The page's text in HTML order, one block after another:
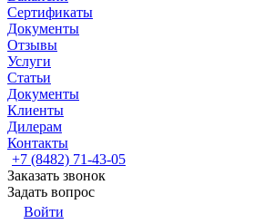
Сертификаты
Документы
Отзывы
Услуги
Статьи
Документы
Клиенты
Дилерам
Контакты
+7 (8482) 71-43-05
Заказать звонок
Задать вопрос
Войти